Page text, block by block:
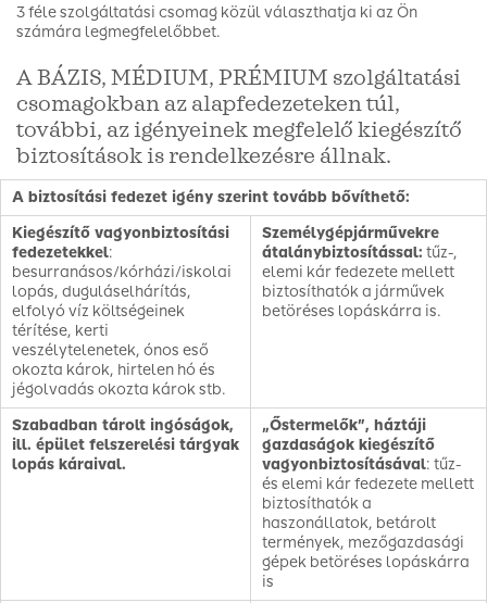
3 féle szolgáltatási csomag közül választhatja ki az Ön
számára legmegfelelőbbet.
A BÁZIS, MÉDIUM, PRÉMIUM szolgáltatási
csomagokban az alapfedezeteken túl,
további, az igényeinek megfelelő kiegészítő
biztosítások is rendelkezésre állnak.
A biztosítási fedezet igény szerint tovább bővíthető:
Kiegészítő vagyonbiztosítási
fedezetekkel:
besurranásos/kórházi/iskolai
lopás, duguláselhárítás,
elfolyó víz költségeinek
térítése, kerti
veszélytelenetek, ónos eső
okozta károk, hirtelen hó és
jégolvadás okozta károk stb.
Személygépjárművekre
átalánybiztosítással: tűz-,
elemi kár fedezete mellett
biztosíthatók a járművek
betöréses lopáskárra is.
Szabadban tárolt ingóságok,
ill. épület felszerelési tárgyak
lopás káraival.
„Őstermelők”, háztáji
gazdaságok kiegészítő
vagyonbiztosításával: tűz-
és elemi kár fedezete mellett
biztosíthatók a
haszonállatok, betárolt
termények, mezőgazdasági
gépek betöréses lopáskárra
is